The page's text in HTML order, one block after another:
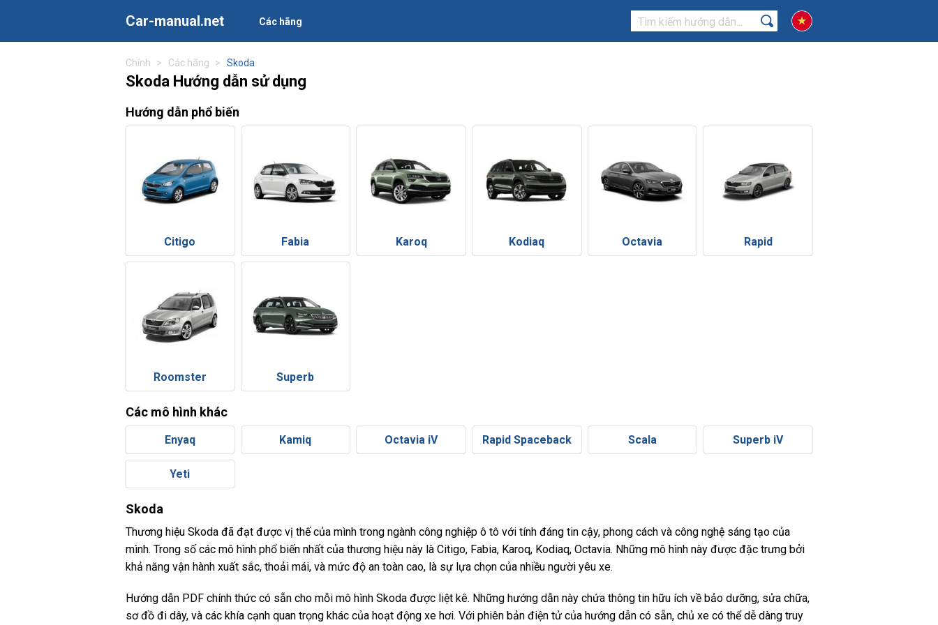
Car-manual.net Các hãng
Chính Các hãng Skoda
Skoda Hướng dẫn sử dụng
Hướng dẫn phổ biến
Citigo Fabia Karoq Kodiaq Octavia Rapid
Roomster Superb
Các mô hình khác
Enyaq Kamiq Octavia iV Rapid Spaceback Scala Superb iV
Yeti
Skoda
Thương hiệu Skoda đã đạt được vị thế của mình trong ngành công nghiệp ô tô với tính đáng tin cậy, phong cách và công nghệ sáng tạo của
mình. Trong số các mô hình phổ biến nhất của thương hiệu này là Citigo, Fabia, Karoq, Kodiaq, Octavia. Những mô hình này được đặc trưng bởi
khả năng vận hành xuất sắc, thoải mái, và mức độ an toàn cao, là sự lựa chọn của nhiều người yêu xe.
Hướng dẫn PDF chính thức có sẵn cho mỗi mô hình Skoda được liệt kê. Những hướng dẫn này chứa thông tin hữu ích về bảo dưỡng, sửa chữa,
sơ đồ đi dây, và các khía cạnh quan trọng khác của hoạt động xe hơi. Với phiên bản điện tử của hướng dẫn có sẵn, chủ xe có thể dễ dàng truy